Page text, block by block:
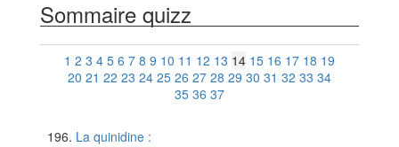
Sommaire quizz
1 2 3 4 5 6 7 8 9 10 11 12 13 14 15 16 17 18 19
20 21 22 23 24 25 26 27 28 29 30 31 32 33 34
35 36 37
La quinidine :